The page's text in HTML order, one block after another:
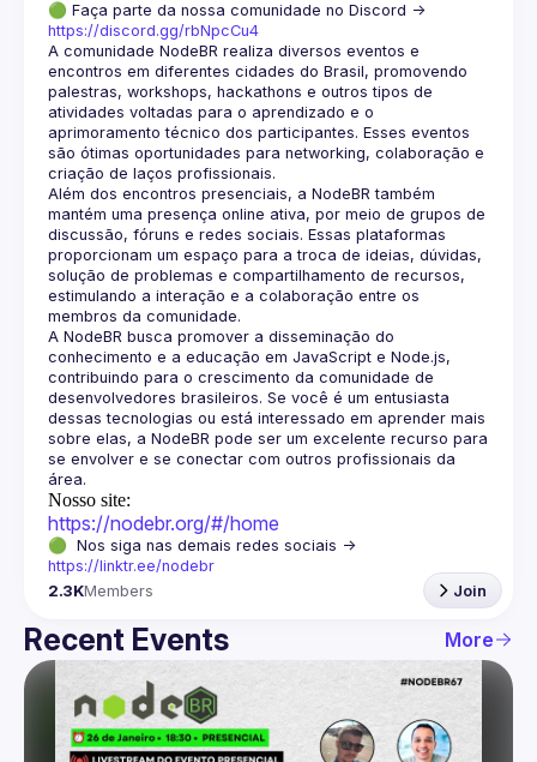
🟢 Faça parte da nossa comunidade no Discord ->
https://discord.gg/rbNpcCu4
A comunidade NodeBR realiza diversos eventos e
encontros em diferentes cidades do Brasil, promovendo
palestras, workshops, hackathons e outros tipos de
atividades voltadas para o aprendizado e o
aprimoramento técnico dos participantes. Esses eventos
são ótimas oportunidades para networking, colaboração e
Além dos encontros presenciais, a NodeBR também
mantém uma presença online ativa, por meio de grupos de
discussão, fóruns e redes sociais. Essas plataformas
proporcionam um espaço para a troca de ideias, dúvidas,
solução de problemas e compartilhamento de recursos,
estimulando a interação e a colaboração entre os
A NodeBR busca promover a disseminação do
conhecimento e a educação em JavaScript e Node.js,
contribuindo para o crescimento da comunidade de
desenvolvedores brasileiros. Se você é um entusiasta
dessas tecnologias ou está interessado em aprender mais
sobre elas, a NodeBR pode ser um excelente recurso para
se envolver e se conectar com outros profissionais da
Nosso site:
https://nodebr.org/#/home
https://linktr.ee/nodebr
2.3KMembers Join
Recent Events More